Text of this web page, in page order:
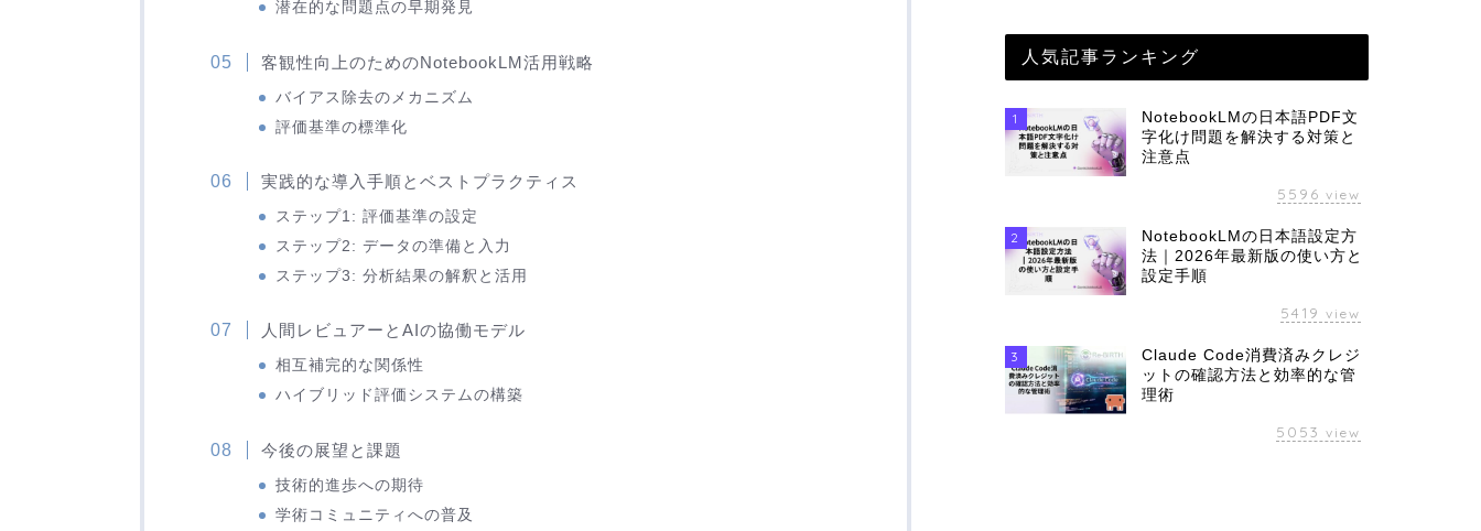
潜在的な問題点の早期発見
客観性向上のためのNotebookLM活用戦略
バイアス除去のメカニズム
評価基準の標準化
実践的な導入手順とベストプラクティス
ステップ1: 評価基準の設定
ステップ2: データの準備と入力
ステップ3: 分析結果の解釈と活用
人間レビュアーとAIの協働モデル
相互補完的な関係性
ハイブリッド評価システムの構築
今後の展望と課題
技術的進歩への期待
学術コミュニティへの普及
人気記事ランキング
1
NotebookLMの日本語PDF文
字化け問題を解決する対策と
注意点
5596 view
2
NotebookLMの日本語設定方
法｜2026年最新版の使い方と
設定手順
5419 view
3
Claude Code消費済みクレジ
ットの確認方法と効率的な管
理術
5053 view